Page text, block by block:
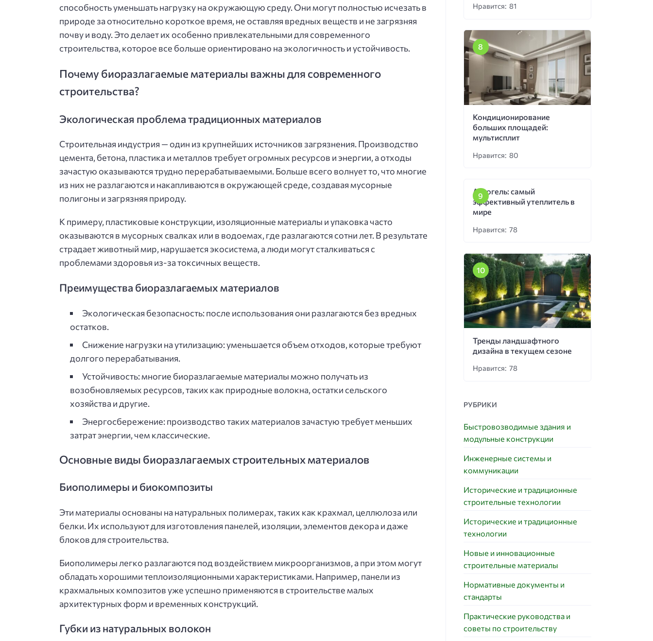
способность уменьшать нагрузку на окружающую среду. Они могут полностью исчезать в
природе за относительно короткое время, не оставляя вредных веществ и не загрязняя
почву и воду. Это делает их особенно привлекательными для современного
строительства, которое все больше ориентировано на экологичность и устойчивость.
Почему биоразлагаемые материалы важны для современного
строительства?
Экологическая проблема традиционных материалов
Строительная индустрия — один из крупнейших источников загрязнения. Производство
цемента, бетона, пластика и металлов требует огромных ресурсов и энергии, а отходы
зачастую оказываются трудно перерабатываемыми. Больше всего волнует то, что многие
из них не разлагаются и накапливаются в окружающей среде, создавая мусорные
полигоны и загрязняя природу.
К примеру, пластиковые конструкции, изоляционные материалы и упаковка часто
оказываются в мусорных свалках или в водоемах, где разлагаются сотни лет. В результате
страдает животный мир, нарушается экосистема, а люди могут сталкиваться с
проблемами здоровья из-за токсичных веществ.
Преимущества биоразлагаемых материалов
Экологическая безопасность: после использования они разлагаются без вредных
остатков.
Снижение нагрузки на утилизацию: уменьшается объем отходов, которые требуют
долгого перерабатывания.
Устойчивость: многие биоразлагаемые материалы можно получать из
возобновляемых ресурсов, таких как природные волокна, остатки сельского
хозяйства и другие.
Энергосбережение: производство таких материалов зачастую требует меньших
затрат энергии, чем классические.
Основные виды биоразлагаемых строительных материалов
Биополимеры и биокомпозиты
Эти материалы основаны на натуральных полимерах, таких как крахмал, целлюлоза или
белки. Их используют для изготовления панелей, изоляции, элементов декора и даже
блоков для строительства.
Биополимеры легко разлагаются под воздействием микроорганизмов, а при этом могут
обладать хорошими теплоизоляционными характеристиками. Например, панели из
крахмальных композитов уже успешно применяются в строительстве малых
архитектурных форм и временных конструкций.
Губки из натуральных волокон
Нравится: 81
Кондиционирование
больших площадей:
мультисплит
Нравится: 80
Аэрогель: самый
эффективный утеплитель в
мире
Нравится: 78
Тренды ландшафтного
дизайна в текущем сезоне
Нравится: 78
РУБРИКИ
Быстровозводимые здания и
модульные конструкции
Инженерные системы и
коммуникации
Исторические и традиционные
строительные технологии
Исторические и традиционные
технологии
Новые и инновационные
строительные материалы
Нормативные документы и
стандарты
Практические руководства и
советы по строительству